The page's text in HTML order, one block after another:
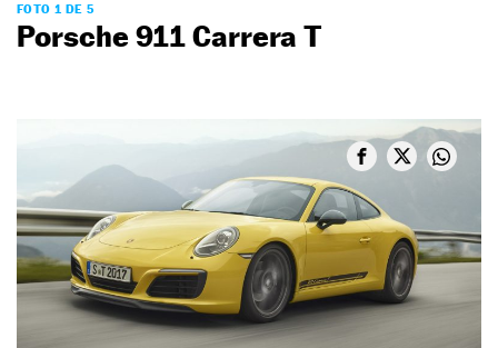
FOTO 1 DE 5
Porsche 911 Carrera T